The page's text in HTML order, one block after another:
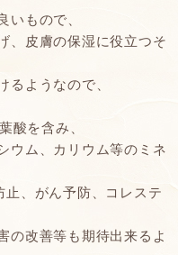
いもので、
、皮膚の保湿に役立つそ
るようなので、
酸を含み、
ウム、カリウム等のミネ
止、がん予防、コレステ
の改善等も期待出来るよ